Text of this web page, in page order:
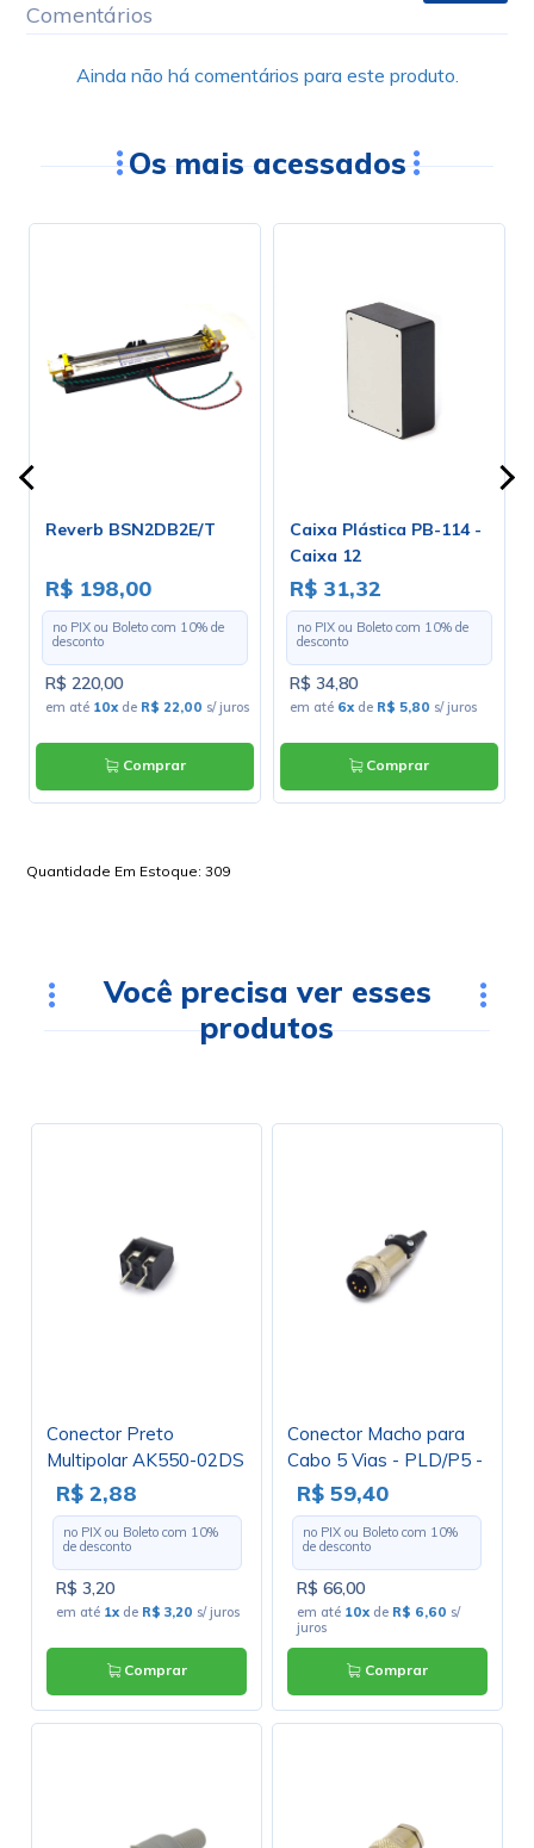
Comentários
Ainda não há comentários para este produto.
Os mais acessados
Reverb BSN2DB2E/T
R$ 198,00
no PIX ou Boleto com 10% de
desconto
R$ 220,00
em até 10xde R$ 22,00 s/ juros
Comprar
Caixa Plástica PB-114 -
Caixa 12
R$ 31,32
no PIX ou Boleto com 10% de
desconto
R$ 34,80
em até 6xde R$ 5,80 s/ juros
Comprar
Quantidade Em Estoque:309
Você precisa ver esses
produtos
Conector Preto
Multipolar AK550-02DS
Fêmea 180º (Vertical)
de 2 Vias - Passo
3.5mm
R$ 2,88
no PIX ou Boleto com 10%
de desconto
R$ 3,20
em até 1x de R$ 3,20 s/ juros
Comprar
Conector Macho para
Cabo 5 Vias - PLD/P5 -
Melro
R$ 59,40
no PIX ou Boleto com 10%
de desconto
R$ 66,00
em até 10x de R$ 6,60 s/
juros
Comprar